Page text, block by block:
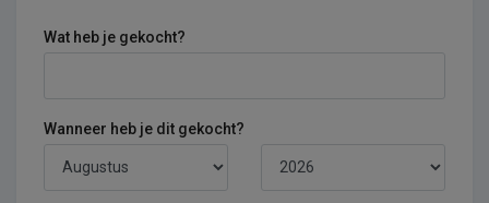
Wat heb je gekocht?
Wanneer heb je dit gekocht?